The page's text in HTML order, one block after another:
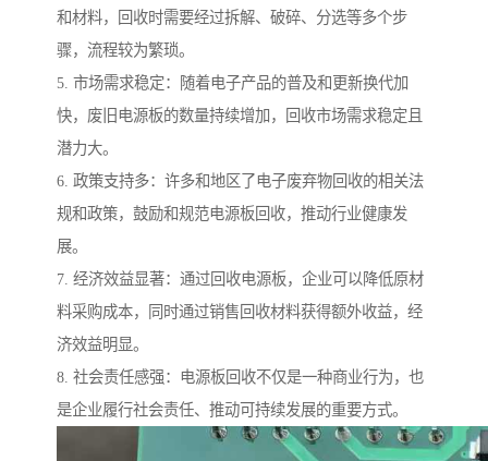
和材料，回收时需要经过拆解、破碎、分选等多个步
骤，流程较为繁琐。
5. 市场需求稳定：随着电子产品的普及和更新换代加
快，废旧电源板的数量持续增加，回收市场需求稳定且
潜力大。
6. 政策支持多：许多和地区了电子废弃物回收的相关法
规和政策，鼓励和规范电源板回收，推动行业健康发
展。
7. 经济效益显著：通过回收电源板，企业可以降低原材
料采购成本，同时通过销售回收材料获得额外收益，经
济效益明显。
8. 社会责任感强：电源板回收不仅是一种商业行为，也
是企业履行社会责任、推动可持续发展的重要方式。